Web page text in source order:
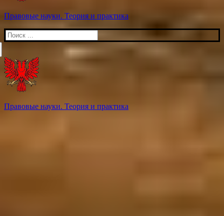
Правовые науки. Теория и практика
Искать:
Правовые науки. Теория и практика